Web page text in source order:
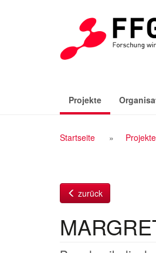
Projekte(aktiv)
Breadcrumb
Startseite Projekte
zurück